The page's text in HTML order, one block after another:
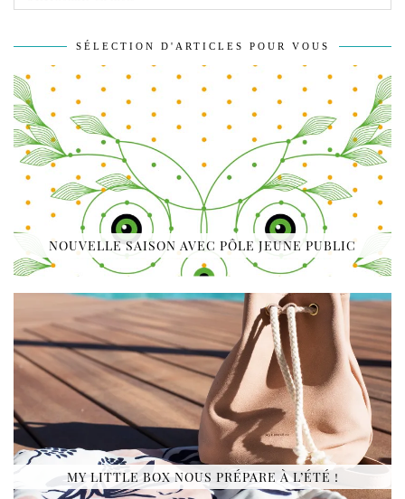
SÉLECTION D'ARTICLES POUR VOUS
NOUVELLE SAISON AVEC PÔLE JEUNE PUBLIC
MY LITTLE BOX NOUS PRÉPARE À L’ÉTÉ !